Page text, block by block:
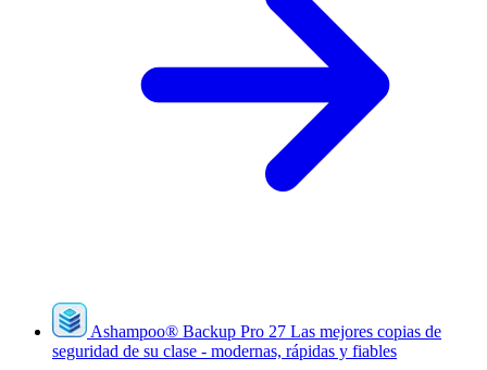
Ashampoo® Backup Pro 27 Las mejores copias de
seguridad de su clase - modernas, rápidas y fiables